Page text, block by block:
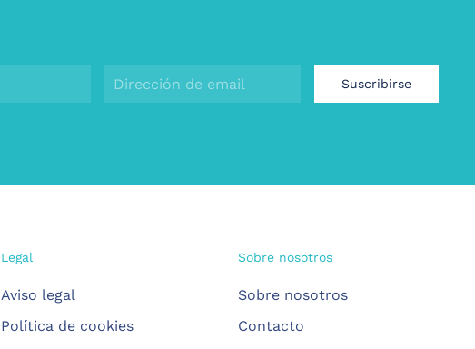
Suscribirse
Legal
Aviso legal
Política de cookies
Sobre nosotros
Sobre nosotros
Contacto